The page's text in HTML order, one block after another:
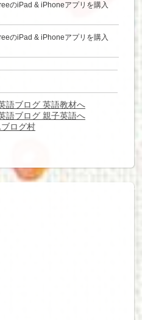
のiPad & iPhoneアプリを購入
のiPad & iPhoneアプリを購入
ログ村